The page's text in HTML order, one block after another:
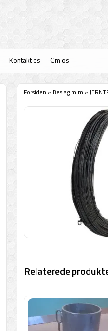
Kontakt os Om os
Forsiden » Beslag m.m »
Relaterede